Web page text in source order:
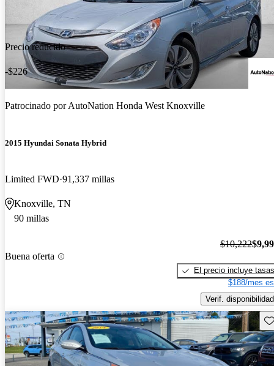
Precio reducido
-$226
Patrocinado porAutoNation Honda West Knoxville
2015 Hyundai Sonata Hybrid
Limited FWD 91,337 millas
Knoxville, TN
90 millas
Buena oferta
$10,222
El precio incluye tasas
$188/mes
Verif. disponibilidad